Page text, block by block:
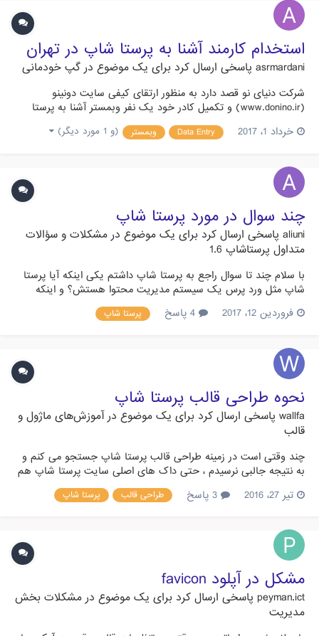
استخدام کارمند آشنا به پرستا شاپ در تهران
asrmardani پاسخی ارسال کرد برای یک موضوع در گپ خودمانی
شرکت دنیای نو قصد دارد به منظور ارتقای کیفی سایت دونینو
(www.donino.ir) و تکمیل کادر خود یک نفر وبمستر آشنا به پرستا
شاپ، جهت پشتیبانی سایت و افزایش رنک گوگل و پیگیری امور مربوط
به سایت را استخدام نماید. از علاقه مندان دعوت می شود تا در صورت
خرداد 1، 2017 Data Entry وبمستر (و 1 مورد دیگر)
چند سوال در مورد پرستا شاپ
aliuni پاسخی ارسال کرد برای یک موضوع در مشکلات و سؤالات
متداول پرستاشاپ 1.6
با سلام چند تا سوال راجع به پرستا شاپ داشتم یکی اینکه آیا پرستا
شاپ مثل ورد پرس یک سیستم مدیریت محتوا هستش؟ و اینکه
استفاده از ووکامرس بهتر است یا پرستا شاپ؟ آیا قالب های مناسب
مثل قالب زیر به صورت رایگان برای پرستا شاپ موجود هستند؟ با
فروردین 12، 2017 پرستا شاپ
نحوه طراحی قالب پرستا شاپ
wallfa پاسخی ارسال کرد برای یک موضوع درآموزش‌های ماژول و
قالب
چند وقتی است در زمینه طراحی قالب پرستا شاپ جستجو می کنم و
به نتیجه جالبی نرسیدم ، حتی داک های اصلی سایت پرستا شاپ هم
مطالعه کردم ولی نتیجه نداشت ، خواهشمندم دوستان راهنمایی کنند
چطوری باید یک قالب برای پرستا شاپ نسخه 1.6 طراحی و توسعه
تیر 27، 2016 طراحی قالب پرستا شاپ
مشکل در آپلود favicon
peyman.ict پاسخی ارسال کرد برای یک موضوع در مشکلات بخش
مدیریت